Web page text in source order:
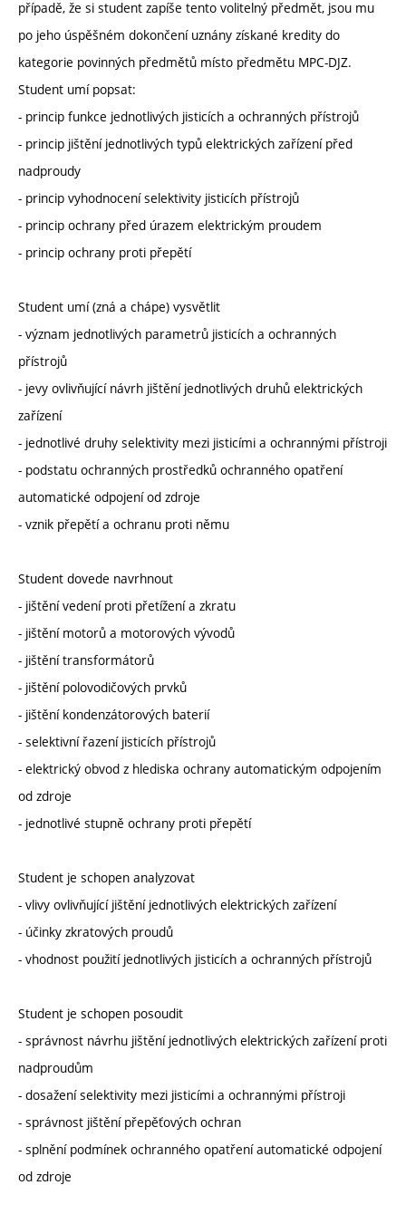
případě, že si student zapíše tento volitelný předmět, jsou mu
po jeho úspěšném dokončení uznány získané kredity do
kategorie povinných předmětů místo předmětu MPC-DJZ.
Student umí popsat:
- princip funkce jednotlivých jisticích a ochranných přístrojů
- princip jištění jednotlivých typů elektrických zařízení před
nadproudy
- princip vyhodnocení selektivity jisticích přístrojů
- princip ochrany před úrazem elektrickým proudem
- princip ochrany proti přepětí
Student umí (zná a chápe) vysvětlit
- význam jednotlivých parametrů jisticích a ochranných
přístrojů
- jevy ovlivňující návrh jištění jednotlivých druhů elektrických
zařízení
- jednotlivé druhy selektivity mezi jisticími a ochrannými přístroji
- podstatu ochranných prostředků ochranného opatření
automatické odpojení od zdroje
- vznik přepětí a ochranu proti němu
Student dovede navrhnout
- jištění vedení proti přetížení a zkratu
- jištění motorů a motorových vývodů
- jištění transformátorů
- jištění polovodičových prvků
- jištění kondenzátorových baterií
- selektivní řazení jisticích přístrojů
- elektrický obvod z hlediska ochrany automatickým odpojením
od zdroje
- jednotlivé stupně ochrany proti přepětí
Student je schopen analyzovat
- vlivy ovlivňující jištění jednotlivých elektrických zařízení
- účinky zkratových proudů
- vhodnost použití jednotlivých jisticích a ochranných přístrojů
Student je schopen posoudit
- správnost návrhu jištění jednotlivých elektrických zařízení proti
nadproudům
- dosažení selektivity mezi jisticími a ochrannými přístroji
- správnost jištění přepěťových ochran
- splnění podmínek ochranného opatření automatické odpojení
od zdroje